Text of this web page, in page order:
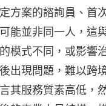
方案的諮詢員、首
能並非同一人，這
模式不同，或影響
出現問題，難以跨
其服務質素高低，